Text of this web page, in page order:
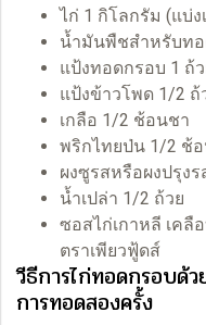
ไก่ 1 กิโลกรัม (แบ่
น้ำมันพืชสำหรับท
แป้งทอดกรอบ 1 ถ้
แป้งข้าวโพด 1/2 ถ้
เกลือ 1/2 ช้อนชา
พริกไทยป่น 1/2 ช้
ผงซูรสหรือผงปรุง
น้ำเปล่า 1/2 ถ้วย
ซอสไก่เกาหลี เค
ตราเพียวฟู้ดส์
วีธีการไก่ทอดกรอบ
การทอดสองครั้ง